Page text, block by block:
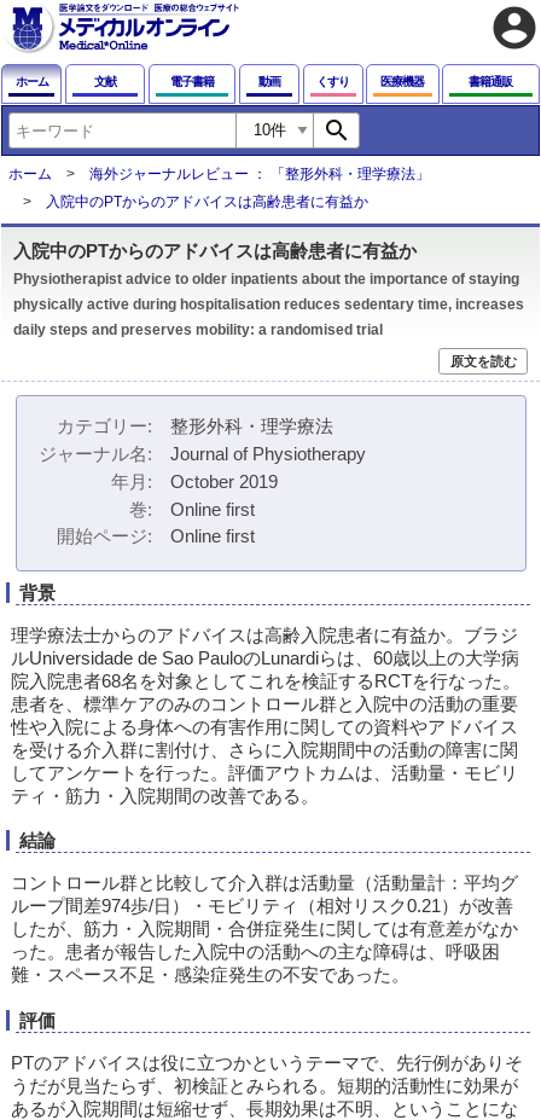
account_circle
ホーム 文献 電子書籍 動画 くすり 医療機器 書籍通販
search
ホーム
海外ジャーナルレビュー ： 「整形外科・理学療法」
入院中のPTからのアドバイスは高齢患者に有益か
入院中のPTからのアドバイスは高齢患者に有益か
Physiotherapist advice to older inpatients about the importance of staying
physically active during hospitalisation reduces sedentary time, increases
daily steps and preserves mobility: a randomised trial
原文を読む
カテゴリー
整形外科・理学療法
ジャーナル名
Journal of Physiotherapy
年月
October 2019
巻
Online first
開始ページ
Online first
背景
理学療法士からのアドバイスは高齢入院患者に有益か。ブラジ
ルUniversidade de Sao PauloのLunardiらは、60歳以上の大学病
院入院患者68名を対象としてこれを検証するRCTを行なった。
患者を、標準ケアのみのコントロール群と入院中の活動の重要
性や入院による身体への有害作用に関しての資料やアドバイス
を受ける介入群に割付け、さらに入院期間中の活動の障害に関
してアンケートを行った。評価アウトカムは、活動量・モビリ
ティ・筋力・入院期間の改善である。
結論
コントロール群と比較して介入群は活動量（活動量計：平均グ
ループ間差974歩/日）・モビリティ（相対リスク0.21）が改善
したが、筋力・入院期間・合併症発生に関しては有意差がなか
った。患者が報告した入院中の活動への主な障碍は、呼吸困
難・スペース不足・感染症発生の不安であった。
評価
PTのアドバイスは役に立つかというテーマで、先行例がありそ
うだが見当たらず、初検証とみられる。短期的活動性に効果が
あるが入院期間は短縮せず、長期効果は不明、ということにな